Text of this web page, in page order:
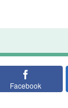
Facebook